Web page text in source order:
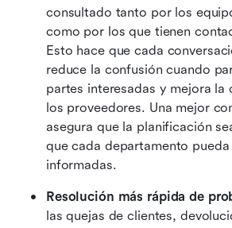
consultado tanto por los
como por los que tienen
Esto hace que cada
reduce la confusión cuando
partes interesadas y mejora la
los proveedores. Una mejor
asegura que la planificación
que cada departamento
informadas.
Resolución más rápida de
las quejas de clientes,